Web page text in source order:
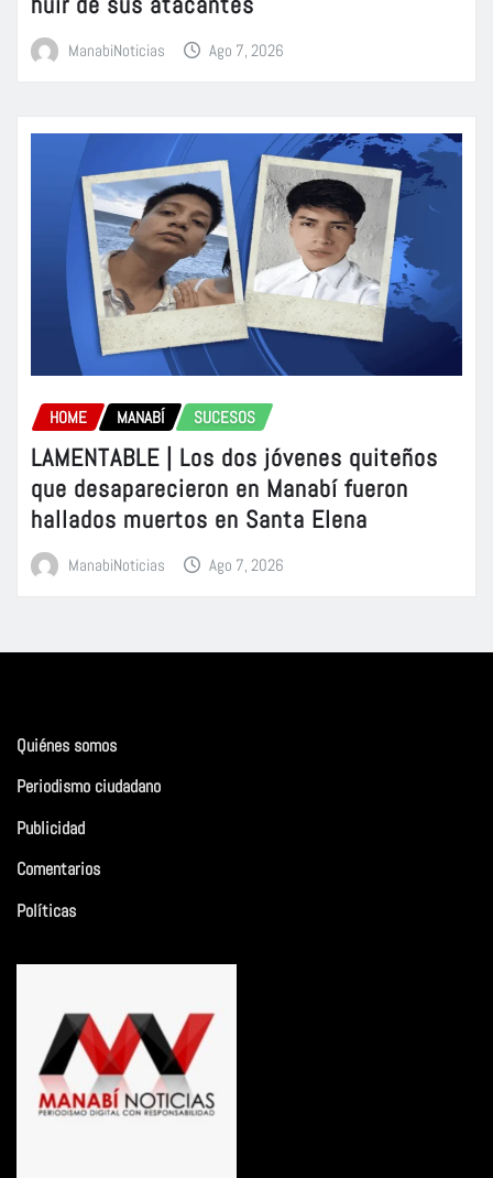
ManabiNoticias Ago 7, 2026
HOME MANABÍ SUCESOS
LAMENTABLE | Los dos jóvenes quiteños
que desaparecieron en Manabí fueron
hallados muertos en Santa Elena
ManabiNoticias Ago 7, 2026
Quiénes somos
Periodismo ciudadano
Publicidad
Comentarios
Políticas